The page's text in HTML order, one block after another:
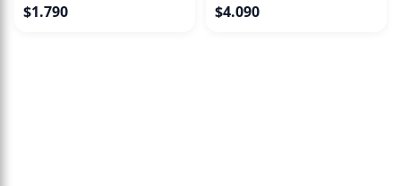
$1.790 $4.090